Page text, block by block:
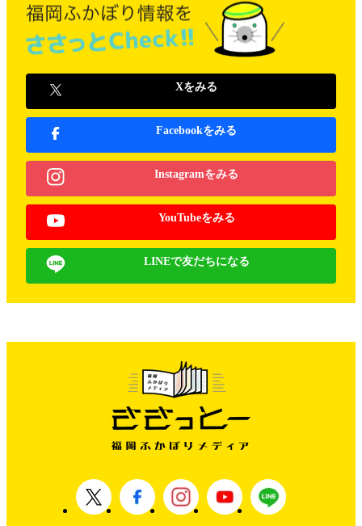
Xをみる
Facebookをみる
Instagramをみる
YouTubeをみる
LINEで友だちになる